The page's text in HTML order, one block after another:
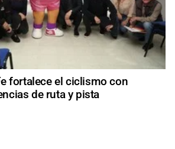
fortalece el ciclismo con
de ruta y pista